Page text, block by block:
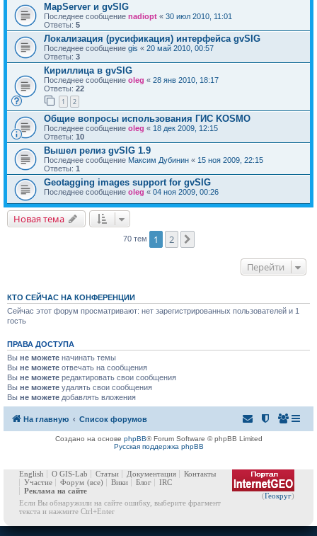
MapServer и gvSIG
Последнее сообщение nadiopt « 30 июл 2010, 11:01
Ответы: 5
Локализация (русификация) интерфейса gvSIG
Последнее сообщение gis « 20 май 2010, 00:57
Ответы: 3
Кириллица в gvSIG
Последнее сообщение oleg « 28 янв 2010, 18:17
Ответы: 22
1 2
Общие вопросы использования ГИС KOSMO
Последнее сообщение oleg « 18 дек 2009, 12:15
Ответы: 10
Вышел релиз gvSIG 1.9
Последнее сообщение Максим Дубинин « 15 ноя 2009, 22:15
Ответы: 1
Geotagging images support for gvSIG
Последнее сообщение oleg « 04 ноя 2009, 00:26
Новая тема
70 тем 1 2
Перейти
КТО СЕЙЧАС НА КОНФЕРЕНЦИИ
Сейчас этот форум просматривают: нет зарегистрированных пользователей и 1
гость
ПРАВА ДОСТУПА
Вы не можете начинать темы
Вы не можете отвечать на сообщения
Вы не можете редактировать свои сообщения
Вы не можете удалять свои сообщения
Вы не можете добавлять вложения
На главную Список форумов
Создано на основе phpBB® Forum Software © phpBB Limited
Русская поддержка phpBB
(Геокруг)
English О GIS-Lab Статьи Документация
Контакты
Участие
Форум (все) Вики Блог
IRC
Реклама на сайте
Если Вы обнаружили на сайте ошибку, выберите фрагмент
текста и нажмите Ctrl+Enter